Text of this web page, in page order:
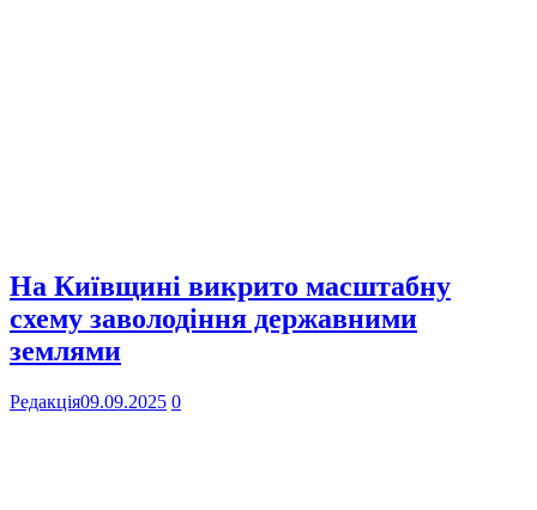
На Київщині викрито масштабну
схему заволодіння державними
землями
Редакція09.09.2025 0